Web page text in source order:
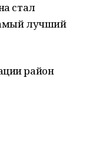
стал
лучший
район